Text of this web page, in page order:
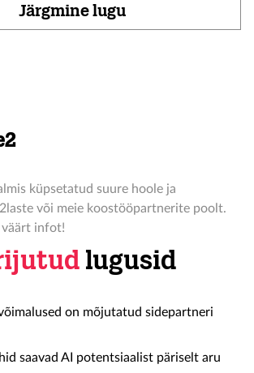
Järgmine lugu
küpsetatud suure hoole ja
või meie koostööpartnerite poolt.
väärt infot!
lugusid
on mõjutatud sidepartneri
saavad AI potentsiaalist päriselt aru